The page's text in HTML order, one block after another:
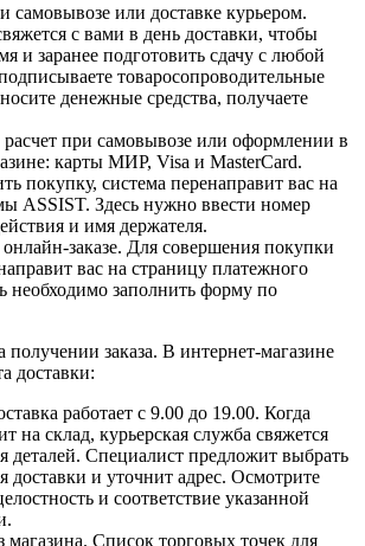
самовывозе или доставке курьером.
с вами в день доставки, чтобы
и заранее подготовить сдачу с любой
товаросопроводительные
денежные средства, получаете
при самовывозе или оформлении в
карты МИР, Visa и MasterCard.
покупку, система перенаправит вас на
ASSIST. Здесь нужно ввести номер
и имя держателя.
заказе. Для совершения покупки
вас на страницу платежного
необходимо заполнить форму по
получении заказа. В интернет-магазине
доставки:
работает с 9.00 до 19.00. Когда
на склад, курьерская служба свяжется
деталей. Специалист предложит выбрать
доставки и уточнит адрес. Осмотрите
и соответствие указанной
магазина. Список торговых точек для